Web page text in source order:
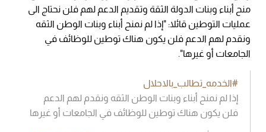
منح أبناء وبنات الدولة الثقة وتقديم الدعم لهم فلن نحتاج الى
عمليات التوطين قائلا: "إذا لم نمنح أبناء وبنات الوطن الثقه
ونقدم لهم الدعم فلن يكون هناك توطين للوظائف في
الجامعات أو غيرها".
#الخدمه_تطالب_بالاحلال
إذا لم نمنح أبناء وبنات الوطن الثقه ونقدم لهم الدعم
فلن يكون هناك توطين للوظائف في الجامعات أو غيرها